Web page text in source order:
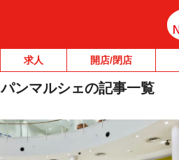
求人 開店/閉店
パンマルシェの記事一覧